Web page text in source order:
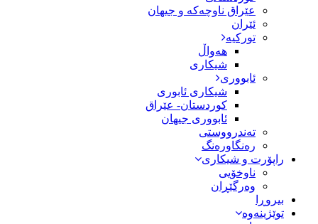
عێراق ناوچەکە و جیهان
ئێران
تورکیە
هەواڵ
شیکاری
ئابووری
شیکاری ئابوری
کوردستان- عێراق
ئابووری جیهان
تەندرووستی
رەنگاورەنگ
راپۆرت و شیکاری
ناوخۆیی
وەرگێڕان
بیروڕا
توێژینەوە